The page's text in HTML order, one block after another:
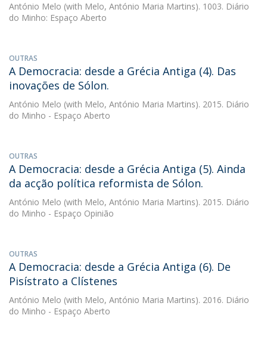
António Melo (with Melo, António Maria Martins). 1003. Diário
do Minho: Espaço Aberto
OUTRAS
A Democracia: desde a Grécia Antiga (4). Das
inovações de Sólon.
António Melo (with Melo, António Maria Martins). 2015. Diário
do Minho - Espaço Aberto
OUTRAS
A Democracia: desde a Grécia Antiga (5). Ainda
da acção política reformista de Sólon.
António Melo (with Melo, António Maria Martins). 2015. Diário
do Minho - Espaço Opinião
OUTRAS
A Democracia: desde a Grécia Antiga (6). De
Pisístrato a Clístenes
António Melo (with Melo, António Maria Martins). 2016. Diário
do Minho - Espaço Aberto